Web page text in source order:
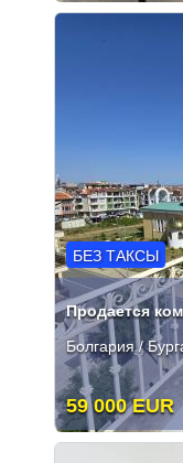
БЕЗ ТАКСЫ
Продается
Болгария /
59 000 EUR